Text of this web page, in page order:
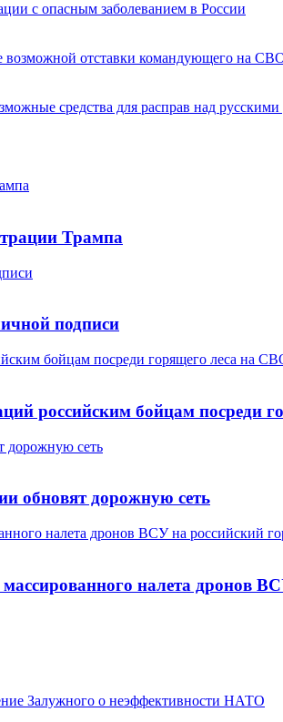
с опасным заболеванием в России
возможной отставки командующего на
средства для расправ над
Трампа
подписи
бойцам посреди горящего леса на
российским бойцам посреди
дорожную сеть
обновят дорожную сеть
налета дронов ВСУ на российский
налета дронов
Залужного о неэффективности НАТО